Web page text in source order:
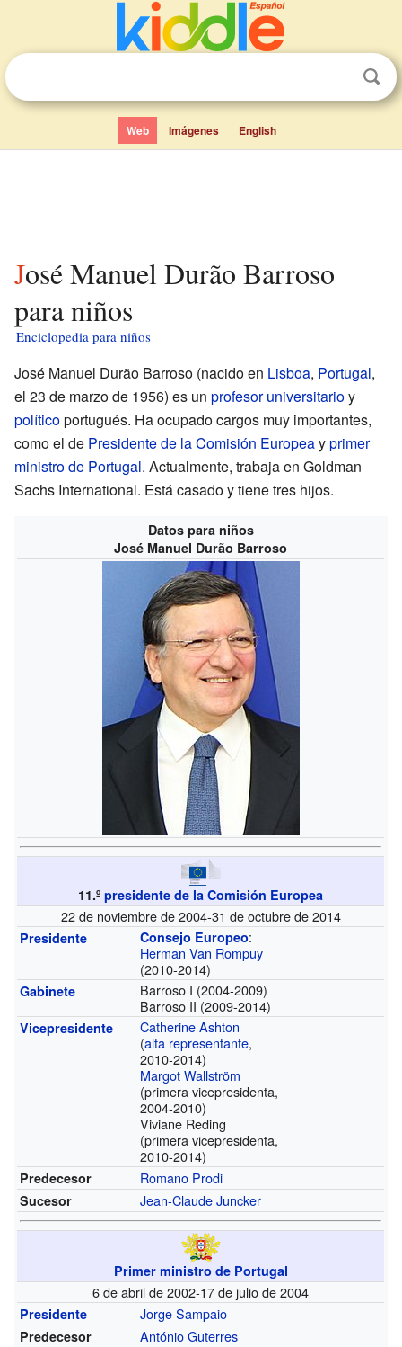
Web Imágenes English
José Manuel Durão Barroso
para niños
Enciclopedia para niños
José Manuel Durão Barroso (nacido en Lisboa, Portugal,
el 23 de marzo de 1956) es un profesor universitarioy
políticoportugués. Ha ocupado cargos muy importantes,
como el de Presidente de la Comisión Europeayprimer
ministro de Portugal. Actualmente, trabaja en Goldman
Sachs International. Está casado y tiene tres hijos.
Datos para niños
José Manuel Durão Barroso
11.ºpresidente de la Comisión Europea
22 de noviembre de 2004-31 de octubre de 2014
Presidente Consejo Europeo:
Herman Van Rompuy
(2010-2014)
Gabinete Barroso I (2004-2009)
Barroso II (2009-2014)
Vicepresidente
Catherine Ashton
(alta representante,
2010-2014)
Margot Wallström
(primera vicepresidenta,
2004-2010)
Viviane Reding
(primera vicepresidenta,
2010-2014)
Predecesor Romano Prodi
Sucesor Jean-Claude Juncker
Primer ministro de Portugal
6 de abril de 2002-17 de julio de 2004
Presidente Jorge Sampaio
Predecesor António Guterres